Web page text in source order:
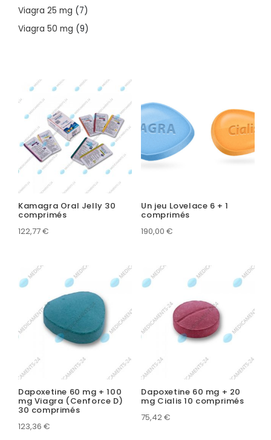
Viagra 25 mg 77
products
Viagra 50 mg 99
Kamagra Oral Jelly 30
comprimés
122,77€
Un jeu Lovelace 6 + 1
comprimés
190,00€
Dapoxetine 60 mg + 100
mg Viagra (Cenforce D)
30 comprimés
123,36 €
Dapoxetine 60 mg + 20
mg Cialis 10 comprimés
75,42€